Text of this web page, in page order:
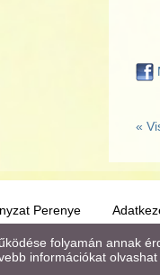
«
Perenye
tartalmában
folyamán annak
információkat olvashat